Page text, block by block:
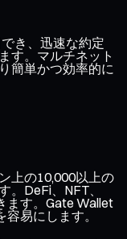
き、迅速な約定
す。マルチネット
簡単かつ効率的に
上の10,000以上の
。DeFi、NFT、
ます。Gate Wallet
易にします。